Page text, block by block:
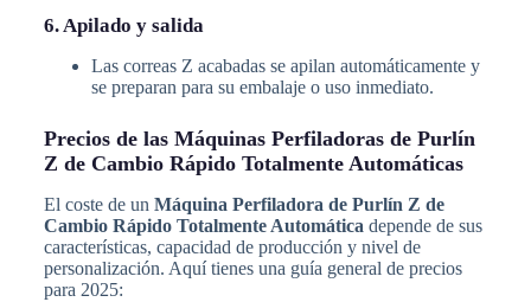
6. Apilado y salida
Las correas Z acabadas se apilan automáticamente y
se preparan para su embalaje o uso inmediato.
Precios de las Máquinas Perfiladoras de Purlín
Z de Cambio Rápido Totalmente Automáticas
El coste de un Máquina Perfiladora de Purlín Z de
Cambio Rápido Totalmente Automáticadepende de sus
características, capacidad de producción y nivel de
personalización. Aquí tienes una guía general de precios
para 2025: